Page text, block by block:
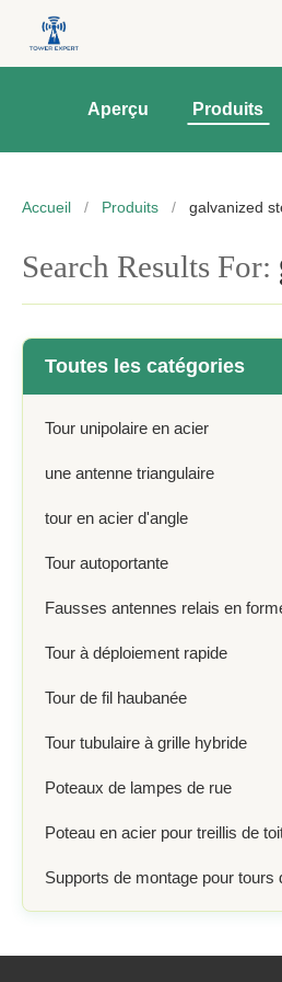
Aperçu Produits
Accueil / Produits / galvanized
Search Results For:
Toutes les catégories
Tour unipolaire en acier
une antenne triangulaire
tour en acier d'angle
Tour autoportante
Fausses antennes relais en
Tour à déploiement rapide
Tour de fil haubanée
Tour tubulaire à grille hybride
Poteaux de lampes de rue
Poteau en acier pour treillis de
Supports de montage pour tours